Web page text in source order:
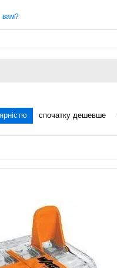
вам?
спочатку дешевше